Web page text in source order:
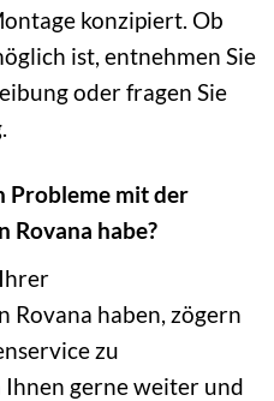
konzipiert. Ob
ist, entnehmen Sie
oder fragen Sie
Probleme mit der
Rovana habe?
Rovana haben, zögern
zu
gerne weiter und